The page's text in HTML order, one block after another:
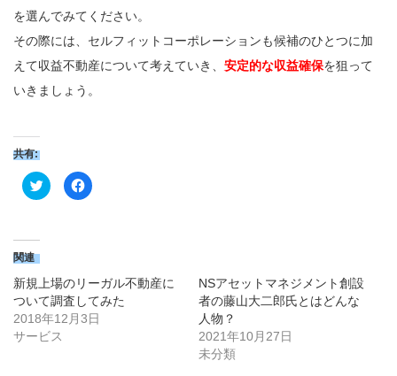
を選んでみてください。
その際には、セルフィットコーポレーションも候補のひとつに加
えて収益不動産について考えていき、 安定的な収益確保を狙って
いきましょう。
共有:
ク
リ
有
(新
し
い
ウ
ィ
ン
Facebook
で
ッ
ク
し
て
関連
新規上場のリーガル不動産に
ついて調査してみた
2018年12月3日
サービス
NSアセットマネジメント創設
者の藤山大二郎氏とはどんな
人物？
2021年10月27日
未分類